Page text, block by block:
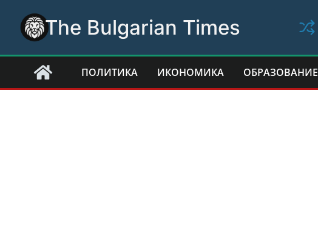
content
The Bulgarian Times
ПОЛИТИКА ИКОНОМИКА ОБРАЗОВАНИЕ